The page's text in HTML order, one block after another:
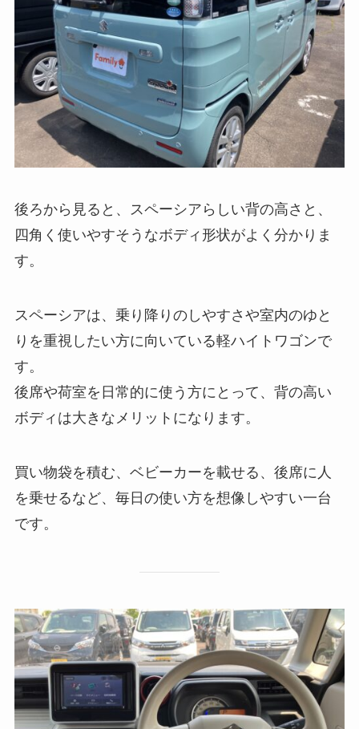
後ろから見ると、スペーシアらしい背の高さと、
四角く使いやすそうなボディ形状がよく分かりま
す。
スペーシアは、乗り降りのしやすさや室内のゆと
りを重視したい方に向いている軽ハイトワゴンで
す。
後席や荷室を日常的に使う方にとって、背の高い
ボディは大きなメリットになります。
買い物袋を積む、ベビーカーを載せる、後席に人
を乗せるなど、毎日の使い方を想像しやすい一台
です。